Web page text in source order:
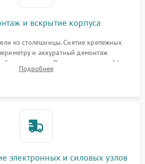
и вскрытие корпуса
из столешницы. Снятие крепежных
и аккуратный демонтаж
поверхности. Отсоединение шлейфов
для доступа к силовым платам, катушкам
Подробнее
электронных и силовых узлов